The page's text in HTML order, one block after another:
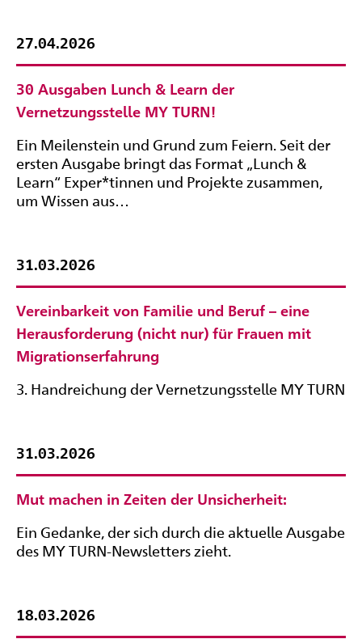
27.04.2026
30 Ausgaben Lunch & Learn der
Vernetzungsstelle MY TURN!
Ein Meilenstein und Grund zum Feiern. Seit der
ersten Ausgabe bringt das Format „Lunch &
Learn“ Exper*tinnen und Projekte zusammen,
um Wissen aus…
31.03.2026
Vereinbarkeit von Familie und Beruf – eine
Herausforderung (nicht nur) für Frauen mit
Migrationserfahrung
3. Handreichung der Vernetzungsstelle MY TURN
31.03.2026
Mut machen in Zeiten der Unsicherheit:
Ein Gedanke, der sich durch die aktuelle Ausgabe
des MY TURN-Newsletters zieht.
18.03.2026